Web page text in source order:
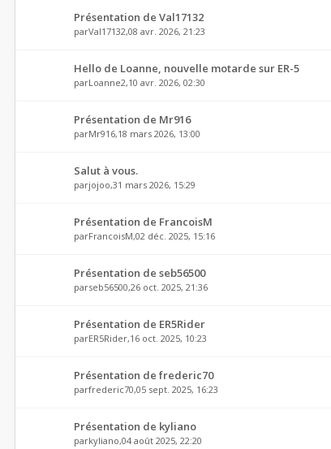
Présentation de Val17132
parVal17132,08 avr. 2026, 21:23
Hello de Loanne, nouvelle motarde sur ER-5
parLoanne2,10 avr. 2026, 02:30
Présentation de Mr916
parMr916,18 mars 2026, 13:00
Salut à vous.
parjojoo,31 mars 2026, 15:29
Présentation de FrancoisM
parFrancoisM,02 déc. 2025, 15:16
Présentation de seb56500
parseb56500,26 oct. 2025, 21:36
Présentation de ER5Rider
parER5Rider,16 oct. 2025, 10:23
Présentation de frederic70
parfrederic70,05 sept. 2025, 16:23
Présentation de kyliano
parkyliano,04 août 2025, 22:20